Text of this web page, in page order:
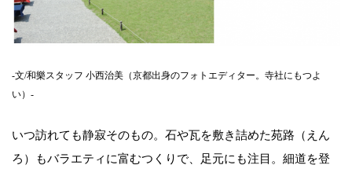
-文/和樂スタッフ 小西治美（京都出身のフォトエディター。寺社にもつよ
い）-
いつ訪れても静寂そのもの。石や瓦を敷き詰めた苑路（えん
ろ）もバラエティに富むつくりで、足元にも注目。細道を登